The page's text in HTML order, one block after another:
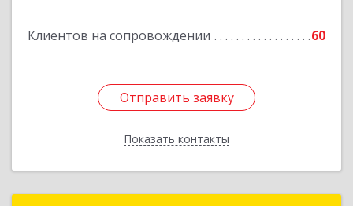
Клиентов на сопровождении 60
Отправить заявку
Показать контакты
Отправить заявку
Назад